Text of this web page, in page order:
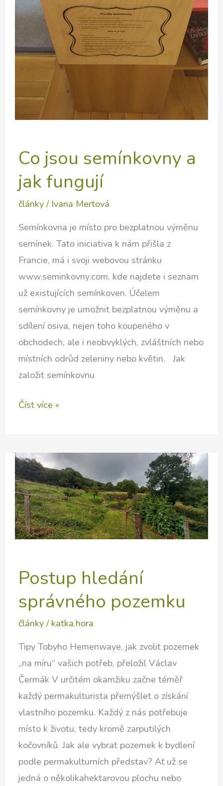
Co jsou semínkovny a
jak fungují
články / Ivana Mertová
Semínkovna je místo pro bezplatnou výměnu
semínek. Tato iniciativa k nám přišla z
Francie, má i svoji webovou stránku
www.seminkovny.com, kde najdete i seznam
už existujících semínkoven. Účelem
semínkovny je umožnit bezplatnou výměnu a
sdílení osiva, nejen toho koupeného v
obchodech, ale i neobvyklých, zvláštních nebo
místních odrůd zeleniny nebo květin. Jak
založit semínkovnu
Co
a
jak
fungují
Číst více »
Postup hledání
správného pozemku
články/ katka.hora
Tipy Tobyho Hemenwaye, jak zvolit pozemek
„na míru“ vašich potřeb, přeložil Václav
Čermák V určitém okamžiku začne téměř
každý permakulturista přemýšlet o získání
vlastního pozemku. Každý z nás potřebuje
místo k životu, tedy kromě zarputilých
kočovníků. Jak ale vybrat pozemek k bydlení
podle permakulturních představ? Ať už se
jedná o několikahektarovou plochu nebo